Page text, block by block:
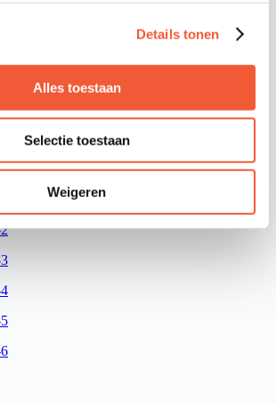
Details tonen
Alles toestaan
Selectie toestaan
Weigeren
nijntje knuffel in diverse formaten, een
een muziekmobiel, een
partner van zowel Mercis (het rechtenbureau
Bruna) als Little Dutch, verzorgt de
van deze nijntje soft toys collectie. De
2022 leverbaar.
naarwww.tiamo.nl.